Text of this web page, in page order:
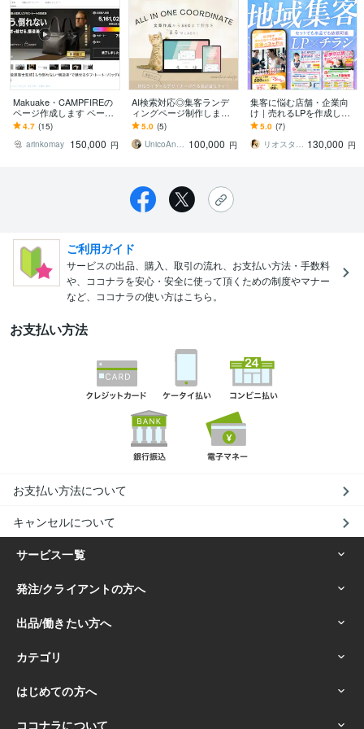
Makuake・CAMPFIREの
ページ作成します ページ
デザインや画像制作、ペ
ージ入力までまるっとお
任せ！
4.7 (15)
arinkomay 150,000 円
AI検索対応◎集客ランデ
ィングページ制作します
SEO×AI検索対策×刺さる
文章でLPの問い合わせUP
5.0 (5)
UnicoAndCo Design 100,000 円
集客に悩む店舗・企業向
け｜売れるLPを作成しま
す ヒアリングから構成設
計まで一貫対応、売れる
導線を整えます
5.0 (7)
リオスタジオ｜広島市の地域集客デザイナー 130,000 円
ご利用ガイド
サービスの出品、購入、取引の流れ、お支払い方法・手数料
や、ココナラを安心・安全に使って頂くための制度やマナー
など、ココナラの使い方はこちら。
お支払い方法
お支払い方法について
キャンセルについて